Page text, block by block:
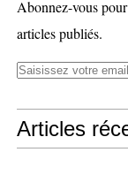
Abonnez-vous
articles publiés.
Articles